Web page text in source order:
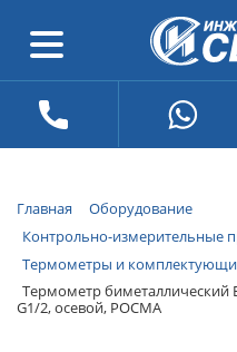
Главная
Оборудование
Контрольно-измерительные
Термометры и
Термометр биметаллический
G1/2, осевой, РОСМА